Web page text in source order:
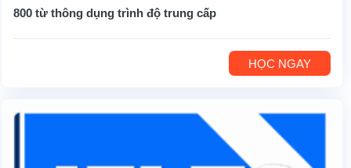
800 từ thông dụng trình độ trung cấp
HỌC NGAY